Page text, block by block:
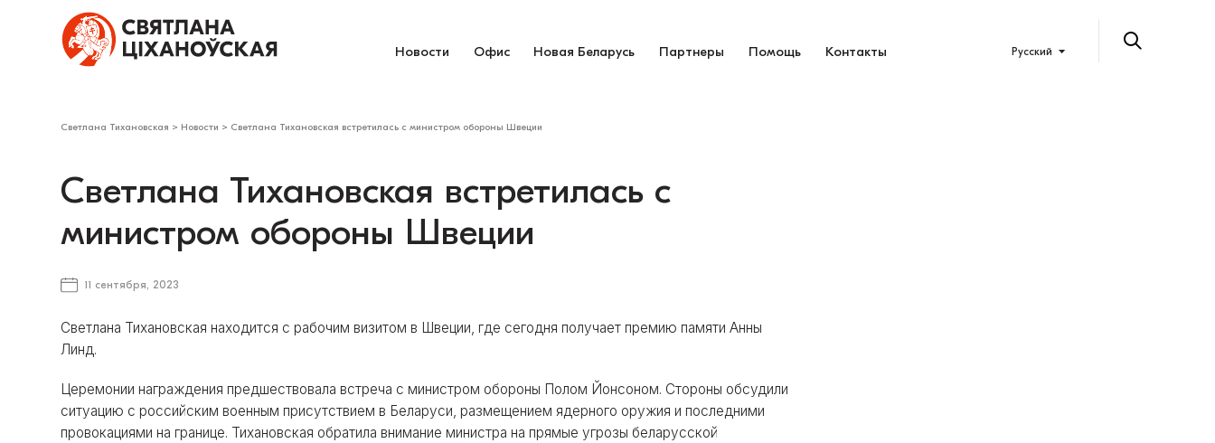
Новости Офис Новая Беларусь Партнеры Помощь Контакты Русский
Светлана Тихановская > Новости > Светлана Тихановская встретилась с министром обороны Швеции
Светлана Тихановская встретилась с
министром обороны Швеции
11 сентября, 2023
Светлана Тихановская находится с рабочим визитом в Швеции, где сегодня получает премию памяти Анны
Линд.
Церемонии награждения предшествовала встреча с министром обороны Полом Йонсоном. Стороны обсудили
ситуацию с российским военным присутствием в Беларуси, размещением ядерного оружия и последними
провокациями на границе. Тихановская обратила внимание министра на прямые угрозы беларусской